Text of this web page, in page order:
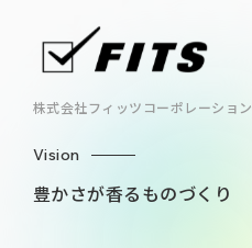
株式会社フィッツコーポレーション
Vision
豊かさが香るものづくり